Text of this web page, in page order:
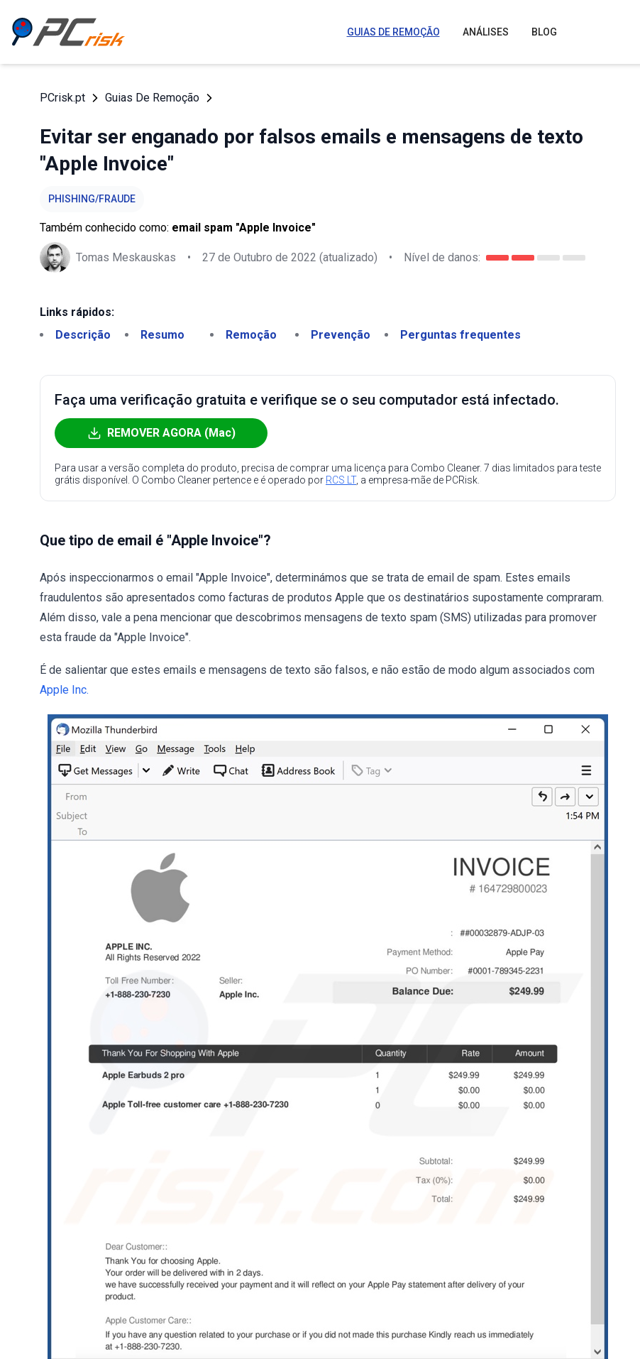
GUIAS DE REMOÇÃO ANÁLISES BLOG
PCrisk.pt Guias De Remoção
Evitar ser enganado por falsos emails e mensagens de texto
"Apple Invoice"
PHISHING/FRAUDE
Também conhecido como: email spam "Apple Invoice"
Tomas Meskauskas • 27 de Outubro de 2022 (atualizado) • Nível de danos:
Links rápidos:
Descrição
Resumo Remoção Prevenção Perguntas frequentes
Faça uma verificação gratuita e verifique se o seu computador está infectado.
REMOVER AGORA (Mac)
Para usar a versão completa do produto, precisa de comprar uma licença para Combo Cleaner. 7 dias limitados para teste
grátis disponível. O Combo Cleaner pertence e é operado por RCS LT, a empresa-mãe de PCRisk.
Que tipo de email é "Apple Invoice"?
Após inspeccionarmos o email "Apple Invoice", determinámos que se trata de email de spam. Estes emails
fraudulentos são apresentados como facturas de produtos Apple que os destinatários supostamente compraram.
Além disso, vale a pena mencionar que descobrimos mensagens de texto spam (SMS) utilizadas para promover
esta fraude da "Apple Invoice".
É de salientar que estes emails e mensagens de texto são falsos, e não estão de modo algum associados com
Apple Inc.